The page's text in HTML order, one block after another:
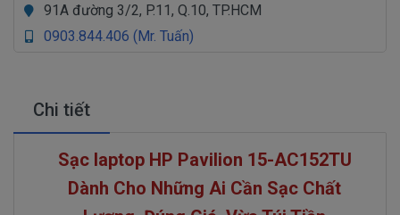
91A đường 3/2, P.11, Q.10, TP.HCM
0903.844.406 (Mr. Tuấn)
Chi tiết
Sạc laptop HP Pavilion 15-AC152TU
Dành Cho Những Ai Cần Sạc Chất